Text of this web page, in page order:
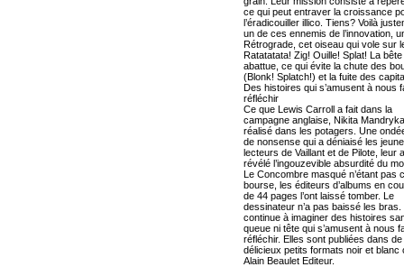
ce qui peut entraver la croissance
l’éradicouiller illico. Tiens? Voilà
un de ces ennemis de l’innovation,
Rétrograde, cet oiseau qui vole sur
Ratatatata! Zig! Ouille! Splat! La
abattue, ce qui évite la chute des
(Blonk! Splatch!) et la fuite des
Des histoires qui s’amusent à nous
réfléchir
Ce que Lewis Carroll a fait dans la
campagne anglaise, Nikita Mandryka
réalisé dans les potagers. Une
de nonsense qui a déniaisé les
lecteurs de Vaillant et de Pilote, leur a
révélé l’ingouzevible absurdité du
Le Concombre masqué n’étant pas
bourse, les éditeurs d’albums en
de 44 pages l’ont laissé tomber. Le
dessinateur n’a pas baissé les bras.
continue à imaginer des histoires
queue ni tête qui s’amusent à nous
réfléchir. Elles sont publiées dans de
délicieux petits formats noir et blanc
Alain Beaulet Editeur.